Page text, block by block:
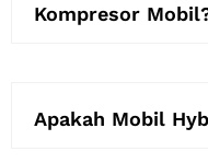
Kompresor
Apakah Mobil